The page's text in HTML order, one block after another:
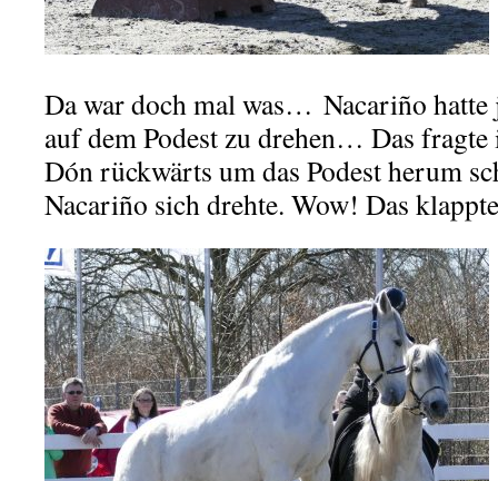
Da war doch mal was… Nacariño hatte
auf dem Podest zu drehen… Das
Dón rückwärts um das Podest herum
Nacariño sich drehte. Wow! Das